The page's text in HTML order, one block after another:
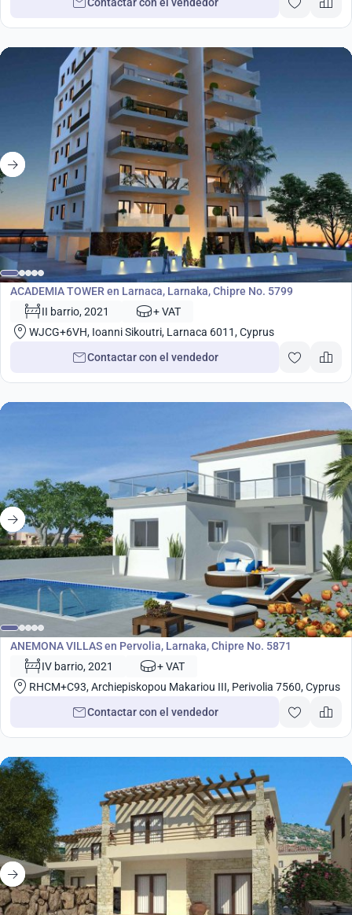
Desarrollo
ACADEMIA TOWER en Larnaca, Larnaka, Chipre No. 5799
II barrio, 2021
+ VAT
WJCG+6VH, Ioanni Sikoutri, Larnaca 6011, Cyprus
Contactar con el vendedor
Desarrollo
ANEMONA VILLAS en Pervolia, Larnaka, Chipre No. 5871
IV barrio, 2021
+ VAT
RHCM+C93, Archiepiskopou Makariou III, Perivolia 7560, Cyprus
Contactar con el vendedor